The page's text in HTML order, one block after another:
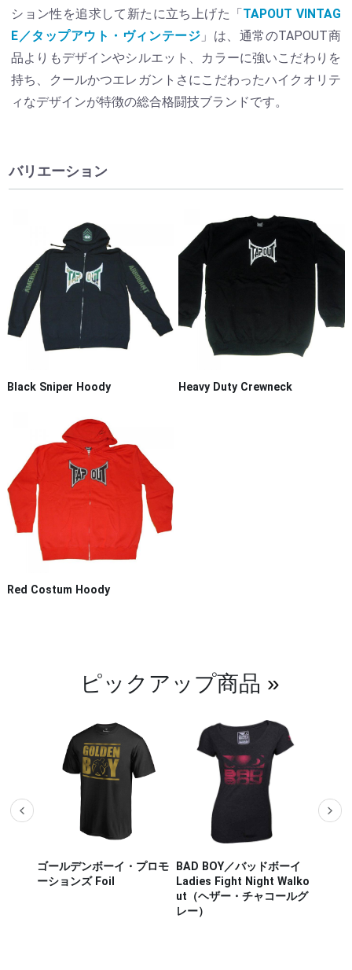
ション性を追求して新たに立ち上げた「TAPOUT VINTAG
E／タップアウト・ヴィンテージ 」は、通常のTAPOUT商
品よりもデザインやシルエット、カラーに強いこだわりを
持ち、クールかつエレガントさにこだわったハイクオリテ
ィなデザインが特徴の総合格闘技ブランドです。
バリエーション
Black Sniper Hoody Heavy Duty Crewneck
Red Costum Hoody
ピックアップ商品 »
ゴールデンボーイ・プロモ
ーションズ Foil
BAD BOY／バッドボーイ
Ladies Fight Night Walko
ut（ヘザー・チャコールグ
レー）